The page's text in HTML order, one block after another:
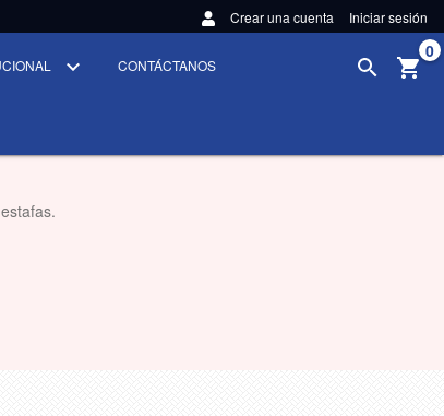
Crear una cuenta Iniciar sesión
CONTÁCTANOS
0